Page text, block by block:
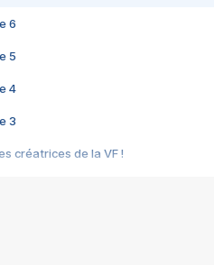
6
5
4
3
créatrices de la VF !